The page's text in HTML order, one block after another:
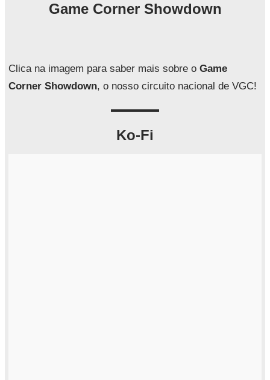
a
r
Game Corner Showdown
Clica na imagem para saber mais sobre o Game
Corner Showdown, o nosso circuito nacional de VGC!
Ko-Fi